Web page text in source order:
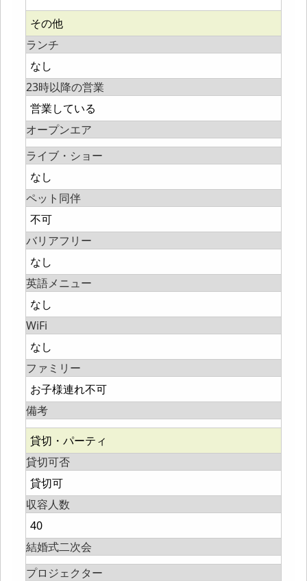
その他
ランチ
なし
23時以降の営業
営業している
オープンエア
ライブ・ショー
なし
ペット同伴
不可
バリアフリー
なし
英語メニュー
なし
WiFi
なし
ファミリー
お子様連れ不可
備考
貸切・パーティ
貸切可否
貸切可
収容人数
40
結婚式二次会
プロジェクター